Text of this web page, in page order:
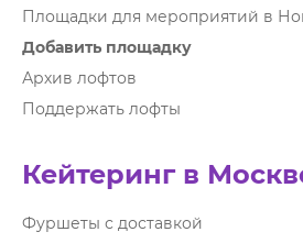
Площадки для мероприятий в
Добавить площадку
Архив лофтов
Поддержать лофты
Кейтеринг в
Фуршеты с доставкой